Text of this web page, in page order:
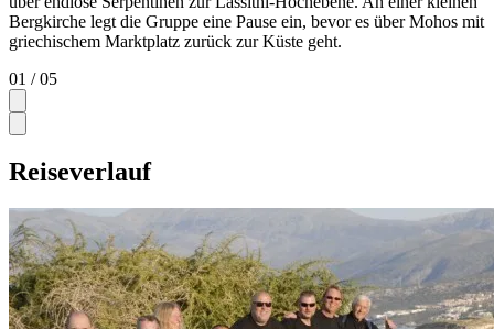
Bergkirche legt die Gruppe eine Pause ein, bevor es über Mohos mit
griechischem Marktplatz zurück zur Küste geht.
01 / 05
Reiseverlauf